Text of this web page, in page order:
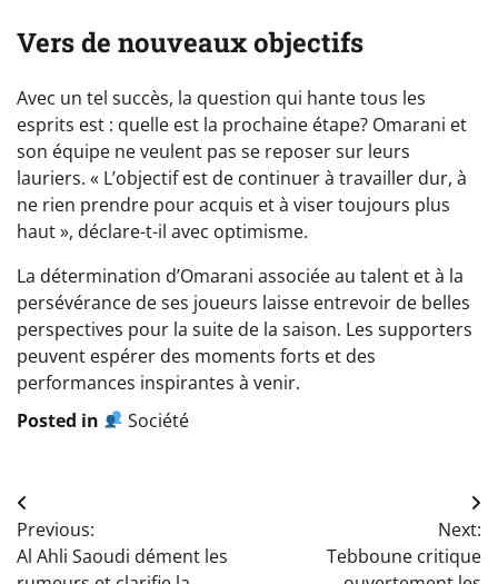
Vers de nouveaux objectifs
Avec un tel succès, la question qui hante tous les
esprits est : quelle est la prochaine étape? Omarani et
son équipe ne veulent pas se reposer sur leurs
lauriers. « L’objectif est de continuer à travailler dur, à
ne rien prendre pour acquis et à viser toujours plus
haut », déclare-t-il avec optimisme.
La détermination d’Omarani associée au talent et à la
persévérance de ses joueurs laisse entrevoir de belles
perspectives pour la suite de la saison. Les supporters
peuvent espérer des moments forts et des
performances inspirantes à venir.
Posted in
Société
Navigation
de
Previous:
Al Ahli Saoudi dément les
Next:
Tebboune critique